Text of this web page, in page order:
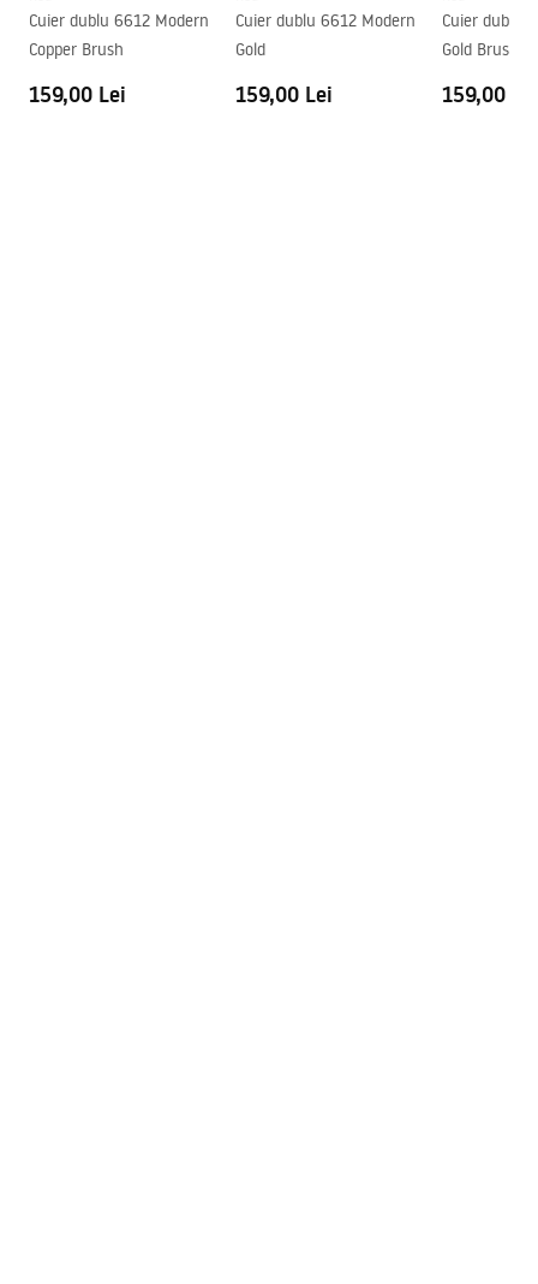
Garantie
Cuier dublu 6612 Modern
Copper Brush
159,00 Lei
Cuier dublu 6612 Modern
Gold
159,00 Lei
Cuier dublu
Gold Brush
159,00 Lei